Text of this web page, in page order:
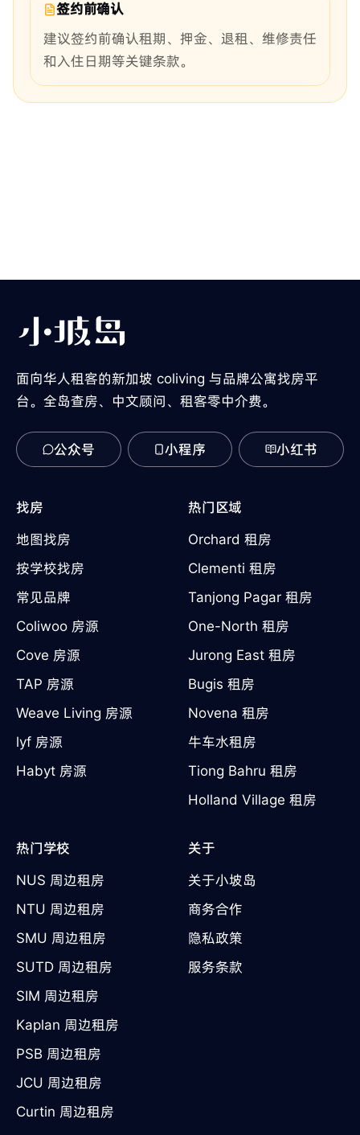
签约前确认
建议签约前确认租期、押金、退租、维修责任
和入住日期等关键条款。
面向华人租客的新加坡 coliving 与品牌公寓找房平
台。全岛查房、中文顾问、租客零中介费。
公众号 小程序 小红书
找房
地图找房
按学校找房
常见品牌
Coliwoo 房源
Cove 房源
TAP 房源
Weave Living 房源
lyf 房源
Habyt 房源
热门区域
Orchard 租房
Clementi 租房
Tanjong Pagar 租房
One-North 租房
Jurong East 租房
Bugis 租房
Novena 租房
牛车水租房
Tiong Bahru 租房
Holland Village 租房
热门学校
NUS 周边租房
NTU 周边租房
SMU 周边租房
SUTD 周边租房
SIM 周边租房
Kaplan 周边租房
PSB 周边租房
JCU 周边租房
Curtin 周边租房
关于
关于小坡岛
商务合作
隐私政策
服务条款